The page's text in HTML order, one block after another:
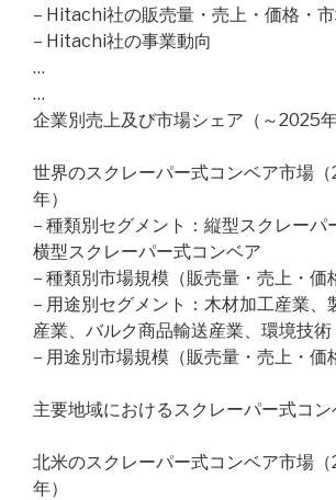
– Hitachi社の販売量・売上・価格・
– Hitachi社の事業動向
…
…
企業別売上及び市場シェア（～2025年
世界のスクレーパー式コンベア市場
年）
– 種類別セグメント：縦型スクレーパ
横型スクレーパー式コンベア
– 種類別市場規模（販売量・売上・価
– 用途別セグメント：木材加工産業、
産業、バルク商品輸送産業、環境技
– 用途別市場規模（販売量・売上・価
主要地域におけるスクレーパー式コ
北米のスクレーパー式コンベア市場
年）